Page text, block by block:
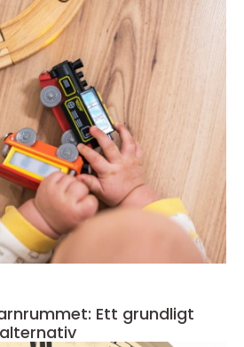
Ett grundligt